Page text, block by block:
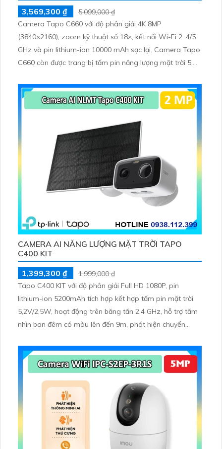
3,569,300 ₫
5,099,000 ₫
Camera Tapo C660 với độ phân giải 4K 8MP
(3840×2160), zoom kỹ thuật số 18×, kết nối Wi-Fi 2. 4/5
GHz và pin lithium-ion 10000 mAh sạc lại. Camera Tapo
C660 còn được trang bị tấm pin năng lượng mặt trời 5.
tiện, lưu trữ thẻ microSD tối đa 512 GB
CAMERA AI NĂNG LƯỢNG MẶT TRỜI TAPO
C400 KIT
1,399,300 ₫
1,999,000 ₫
Tapo C400 KIT với độ phân giải Full HD 1080P, pin
lithium-ion 5200mAh tích hợp kết hợp tấm pin mặt trời
5,2V/2,5W, hoạt động trên băng tần 2,4 GHz, hỗ trợ tầm
nhìn ban đêm có màu lên đến 9m, phát hiện chuyển
thẻ microSD lên đến 512GB